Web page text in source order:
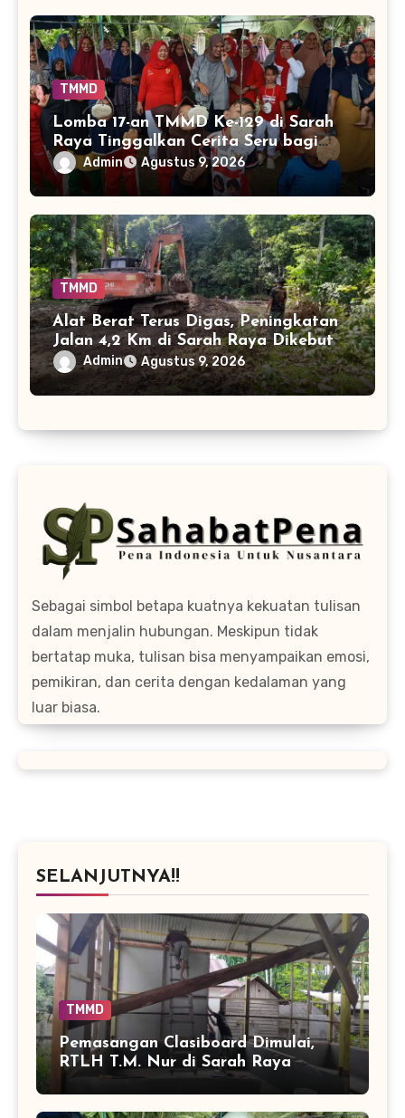
TMMD
Lomba 17-an TMMD Ke-129 di Sarah
Raya Tinggalkan Cerita Seru bagi
Anak-anak
Admin Agustus 9, 2026
TMMD
Alat Berat Terus Digas, Peningkatan
Jalan 4,2 Km di Sarah Raya Dikebut
Admin Agustus 9, 2026
Sebagai simbol betapa kuatnya kekuatan tulisan
dalam menjalin hubungan. Meskipun tidak
bertatap muka, tulisan bisa menyampaikan emosi,
pemikiran, dan cerita dengan kedalaman yang
luar biasa.
SELANJUTNYA!!
TMMD
Pemasangan Clasiboard Dimulai,
RTLH T.M. Nur di Sarah Raya
Masuki Tahap Baru